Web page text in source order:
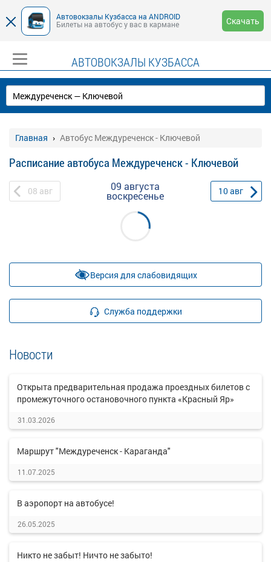
Автовокзалы Кузбасса на ANDROID
Билеты на автобус у вас в кармане
Скачать
АВТОВОКЗАЛЫ КУЗБАССА
Главная Автобус Междуреченск - Ключевой
Расписание автобуса Междуреченск - Ключевой
08 авг 09 августа
воскресенье 10авг
Версия для слабовидящих
Служба поддержки
Новости
Открыта предварительная продажа проездных билетов с
промежуточного остановочного пункта «Красный Яр»
31.03.2026
Маршрут "Междуреченск - Караганда"
11.07.2025
В аэропорт на автобусе!
26.05.2025
Никто не забыт! Ничто не забыто!